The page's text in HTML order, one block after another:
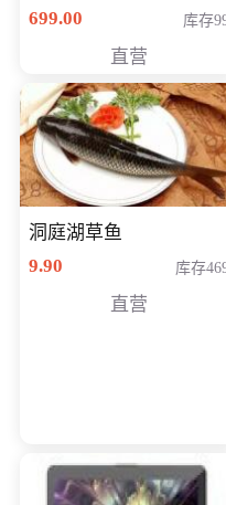
（智能升降养生锅）
699.00 库存
直营
洞庭湖草鱼
9.90
库存
直营